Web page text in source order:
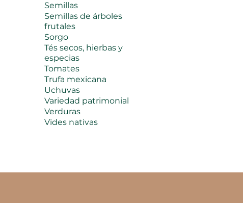
Semillas
Semillas de árboles
frutales
Sorgo
Tés secos, hierbas y
especias
Tomates
Trufa mexicana
Uchuvas
Variedad patrimonial
Verduras
Vides nativas